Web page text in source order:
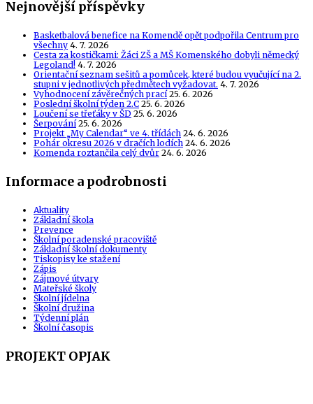
Nejnovější příspěvky
Basketbalová benefice na Komendě opět podpořila Centrum pro
všechny 4. 7. 2026
Cesta za kostičkami: Žáci ZŠ a MŠ Komenského dobyli německý
Legoland! 4. 7. 2026
Orientační seznam sešitů a pomůcek, které budou vyučující na 2.
stupni v jednotlivých předmětech vyžadovat. 4. 7. 2026
Vyhodnocení závěrečných prací 25. 6. 2026
Poslední školní týden 2.C 25. 6. 2026
Loučení se třeťáky v ŠD 25. 6. 2026
Šerpování 25. 6. 2026
Projekt „My Calendar“ ve 4. třídách 24. 6. 2026
Pohár okresu 2026 v dračích lodích 24. 6. 2026
Komenda roztančila celý dvůr 24. 6. 2026
Informace a podrobnosti
Aktuality
Základní škola
Prevence
Školní poradenské pracoviště
Základní školní dokumenty
Tiskopisy ke stažení
Zápis
Zájmové útvary
Mateřské školy
Školní jídelna
Školní družina
Týdenní plán
Školní časopis
PROJEKT OPJAK